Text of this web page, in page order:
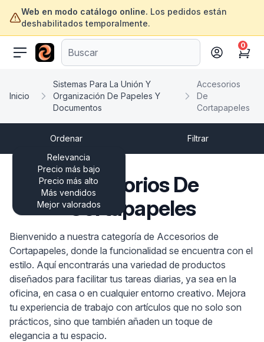
Web en modo catálogo online. Los pedidos están
deshabilitados temporalmente.
ofertasinformatica.com
Cart
0
Inicio
Sistemas Para La Unión Y
Organización De Papeles Y
Documentos
Accesorios
De
Cortapapeles
Ordenar
Relevancia
Precio más bajo
Precio más alto
Más vendidos
Mejor valorados
Filtrar
Accesorios De
Cortapapeles
Bienvenido a nuestra categoría de Accesorios de
Cortapapeles, donde la funcionalidad se encuentra con el
estilo. Aquí encontrarás una variedad de productos
diseñados para facilitar tus tareas diarias, ya sea en la
oficina, en casa o en cualquier entorno creativo. Mejora
tu experiencia de trabajo con artículos que no solo son
prácticos, sino que también añaden un toque de
elegancia a tu espacio.